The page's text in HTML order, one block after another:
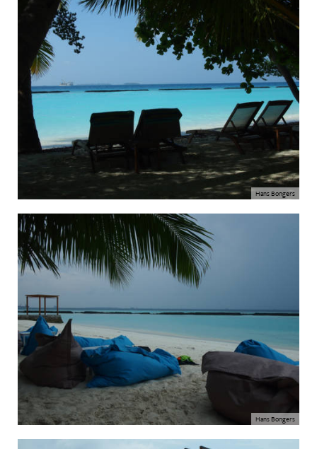
Hans Bongers
Hans Bongers